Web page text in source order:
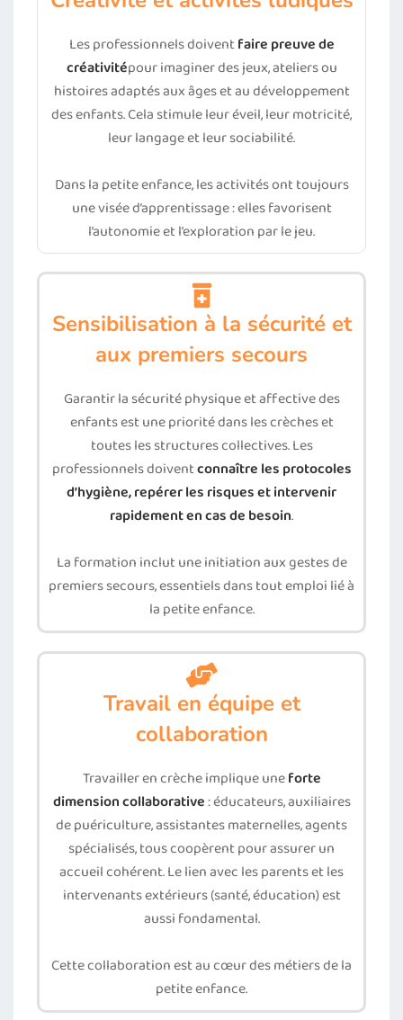
Les professionnels doiventfaire preuve de
créativitépour imaginer des jeux, ateliers ou
histoires adaptés aux âges et au développement
des enfants. Cela stimule leur éveil, leur motricité,
leur langage et leur sociabilité.
Dans la petite enfance, les activités ont toujours
une visée d’apprentissage : elles favorisent
l’autonomie et l’exploration par le jeu.
Sensibilisation à la sécurité et
aux premiers secours
Garantir la sécurité physique et affective des
enfants est une priorité dans les crèches et
toutes les structures collectives. Les
professionnels doiventconnaître les protocoles
d’hygiène, repérer les risques et intervenir
rapidement en cas de besoin.
La formation inclut une initiation aux gestes de
premiers secours, essentiels dans tout emploi lié à
la petite enfance.
Travail en équipe et
collaboration
Travailler en crèche implique uneforte
dimension collaborative: éducateurs, auxiliaires
de puériculture, assistantes maternelles, agents
spécialisés, tous coopèrent pour assurer un
accueil cohérent. Le lien avec les parents et les
intervenants extérieurs (santé, éducation) est
aussi fondamental.
Cette collaboration est au cœur des métiers de la
petite enfance.